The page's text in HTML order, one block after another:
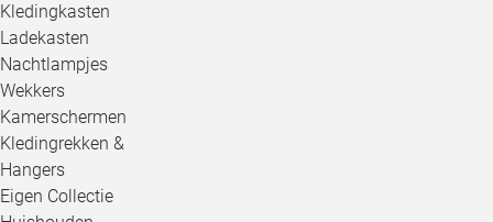
Kledingkasten
Ladekasten
Nachtlampjes
Wekkers
Kamerschermen
Kledingrekken &
Hangers
Eigen Collectie